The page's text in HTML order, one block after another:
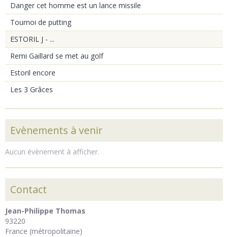
Danger cet homme est un lance missile
Tournoi de putting
ESTORIL J - ...
Remi Gaillard se met au golf
Estoril encore
Les 3 Grâces
Evènements à venir
Aucun évènement à afficher.
Contact
Jean-Philippe Thomas
93220
France (métropolitaine)